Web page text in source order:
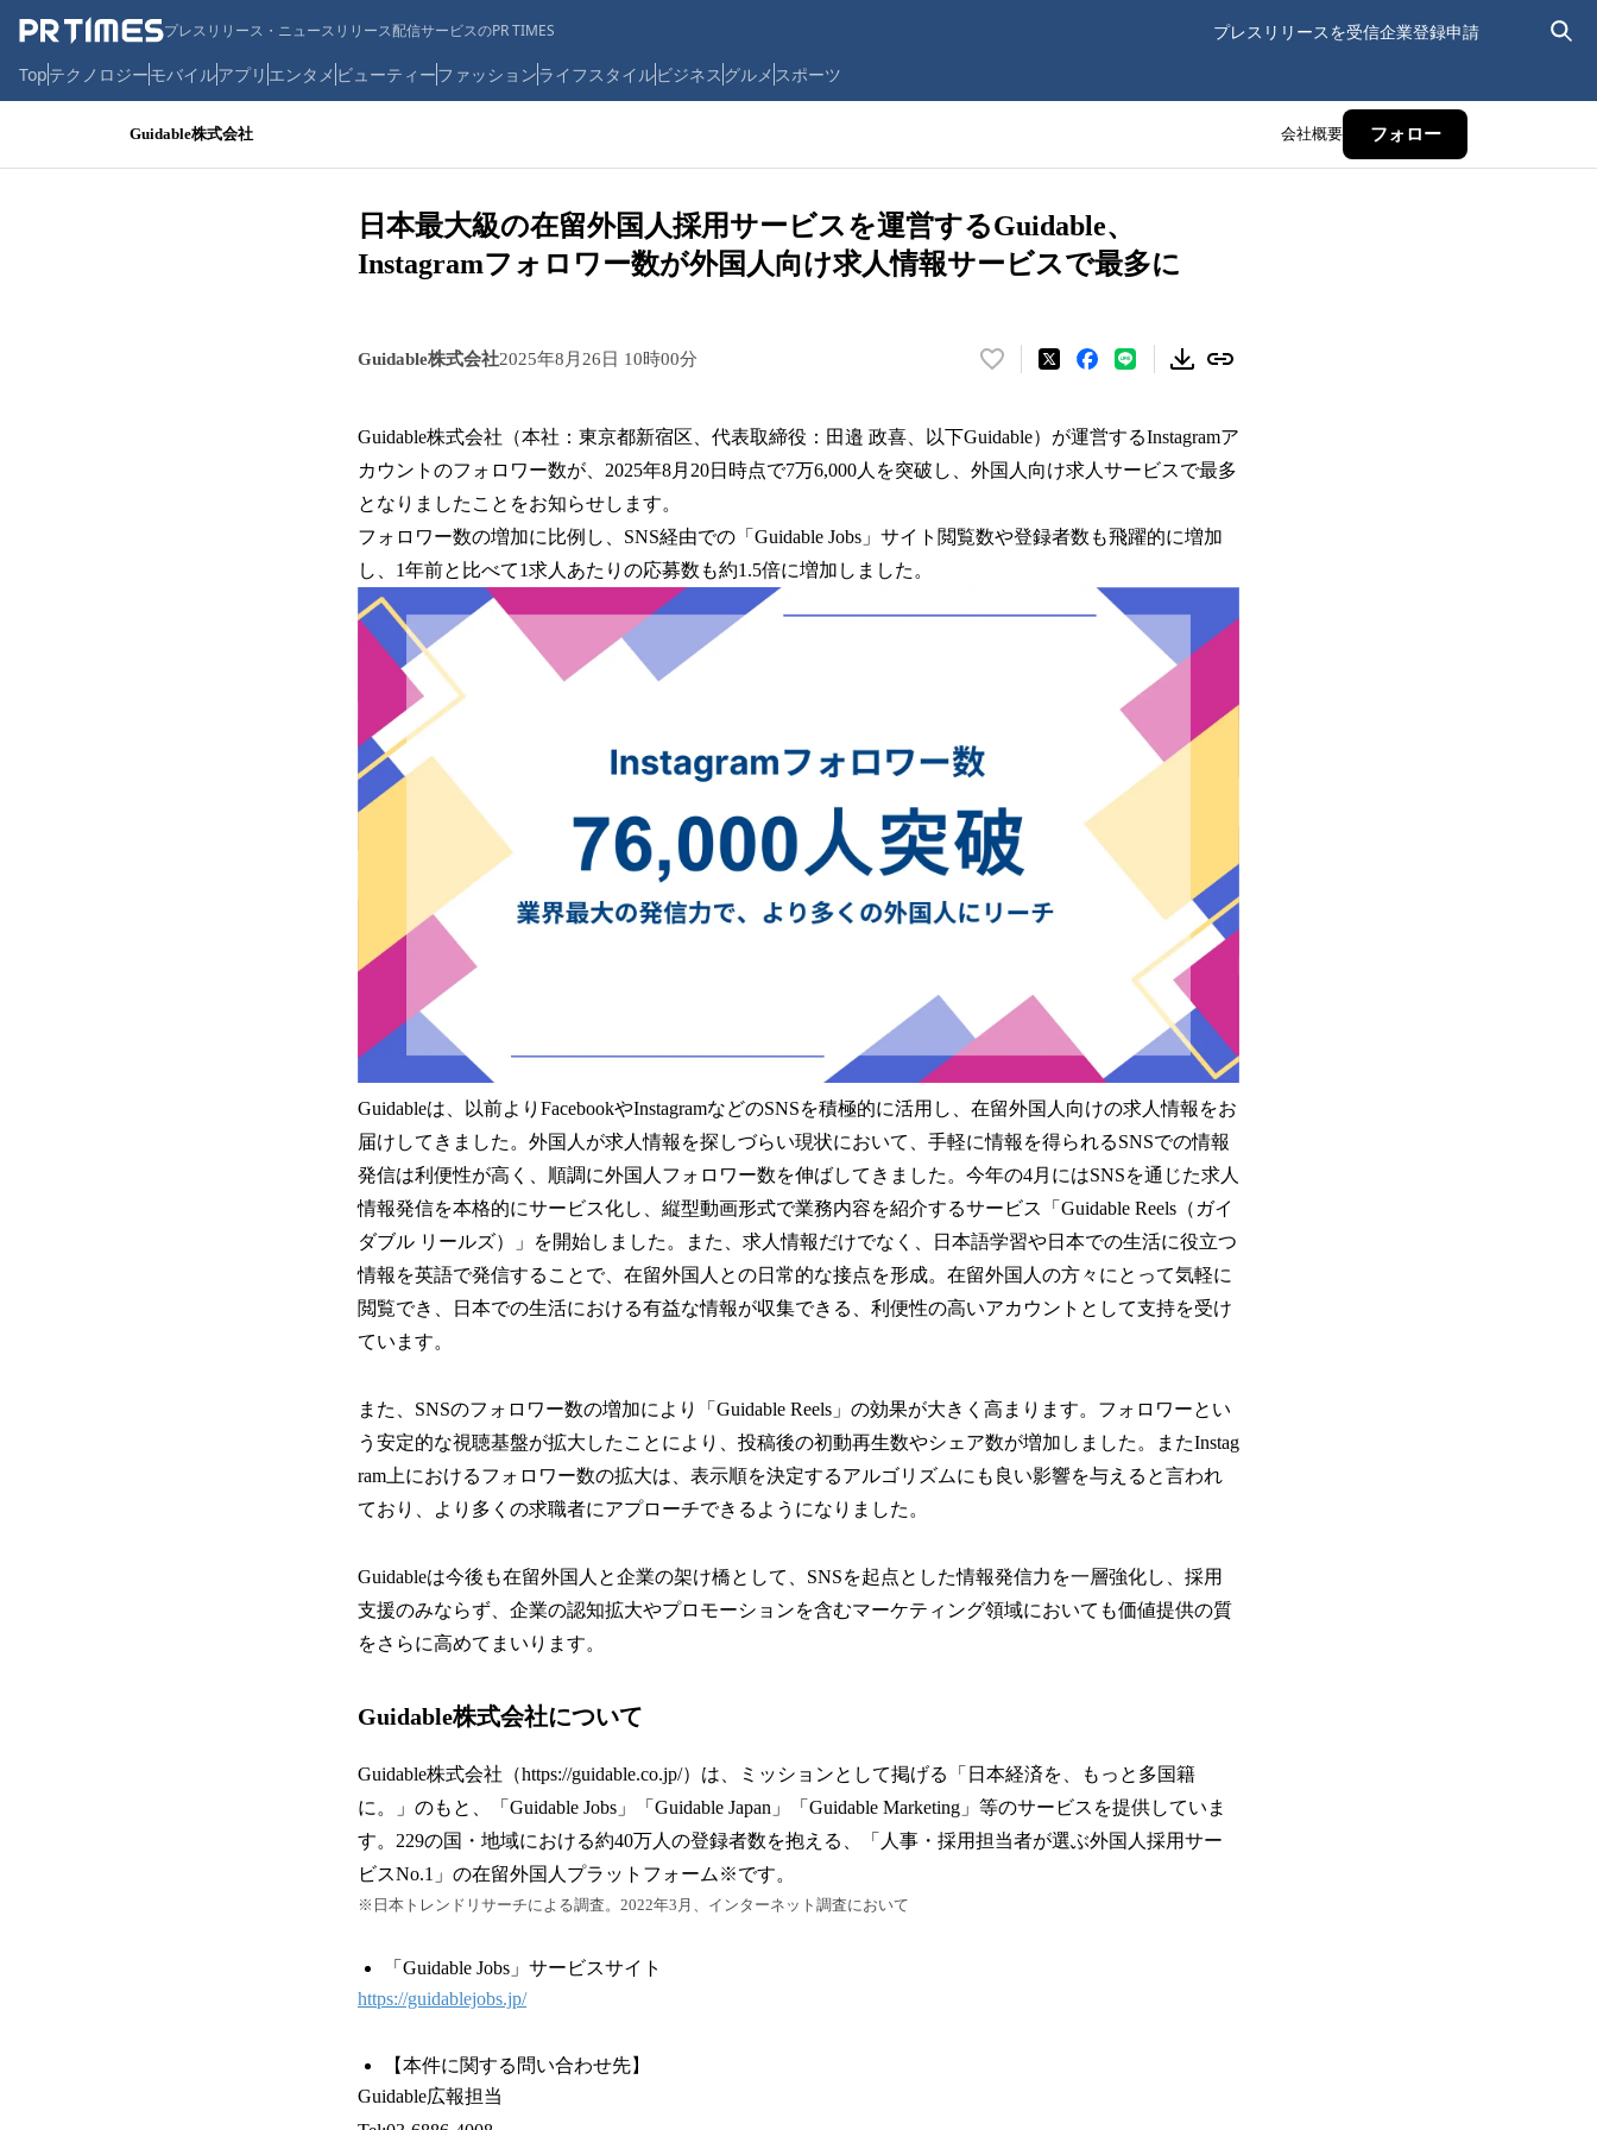
プレスリリース・ニュースリリース配信サービスのPR TIMES プレスリリースを受信企業登録申請
Topテクノロジーモバイルアプリ エンタメ ビューティーファッションライフスタイルビジネス グルメ スポーツ
Guidable株式会社 会社概要 フォロー
日本最大級の在留外国人採用サービスを運営するGuidable、
Instagramフォロワー数が外国人向け求人情報サービスで最多に
Guidable株式会社2025年8月26日 10時00分
い
！
数
み
中
Guidable株式会社（本社：東京都新宿区、代表取締役：田邉 政喜、以下Guidable）が運営するInstagramア
カウントのフォロワー数が、2025年8月20日時点で7万6,000人を突破し、外国人向け求人サービスで最多
となりましたことをお知らせします。
​​フォロワー数の増加に比例し、SNS経由での「Guidable Jobs」サイト閲覧数や登録者数も飛躍的に増加
し、1年前と比べて1求人あたりの応募数も約1.5倍に増加しました。
Guidableは、以前よりFacebookやInstagramなどのSNSを積極的に活用し、在留外国人向けの求人情報をお
届けしてきました。外国人が求人情報を探しづらい現状において、手軽に情報を得られるSNSでの情報
発信は利便性が高く、順調に外国人フォロワー数を伸ばしてきました。今年の4月にはSNSを通じた求人
情報発信を本格的にサービス化し、縦型動画形式で業務内容を紹介するサービス「Guidable Reels（ガイ
ダブル リールズ）」を開始しました。また、求人情報だけでなく、日本語学習や日本での生活に役立つ
情報を英語で発信することで、在留外国人との日常的な接点を形成。在留外国人の方々にとって気軽に
閲覧でき、日本での生活における有益な情報が収集できる、利便性の高いアカウントとして支持を受け
ています。
また、SNSのフォロワー数の増加により「Guidable Reels」の効果が大きく高まります。​​フォロワーとい
う安定的な視聴基盤が拡大したことにより、投稿後の初動再生数やシェア数が増加しました。またInstag
ram上におけるフォロワー数の拡大は、表示順を決定するアルゴリズムにも良い影響を与えると言われ
ており、より多くの求職者にアプローチできるようになりました。
Guidableは今後も在留外国人と企業の架け橋として、SNSを起点とした情報発信力を一層強化し、採用
支援のみならず、企業の認知拡大やプロモーションを含むマーケティング領域においても価値提供の質
をさらに高めてまいります。
Guidable株式会社について
Guidable株式会社（https://guidable.co.jp/）は、ミッションとして掲げる「日本経済を、もっと多国籍
に。」のもと、「Guidable Jobs」「Guidable Japan」「Guidable Marketing」等のサービスを提供していま
す。229の国・地域における約40万人の登録者数を抱える、「人事・採用担当者が選ぶ外国人採用サー
ビスNo.1」の在留外国人プラットフォーム※です。
※日本トレンドリサーチによる調査。2022年3月、インターネット調査において
「Guidable Jobs」サービスサイト
https://guidablejobs.jp/
【本件に関する問い合わせ先】
Guidable広報担当